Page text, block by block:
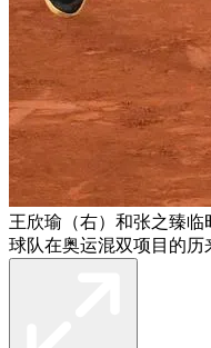
王欣瑜（右）和张之臻
球队在奥运混双项目的历